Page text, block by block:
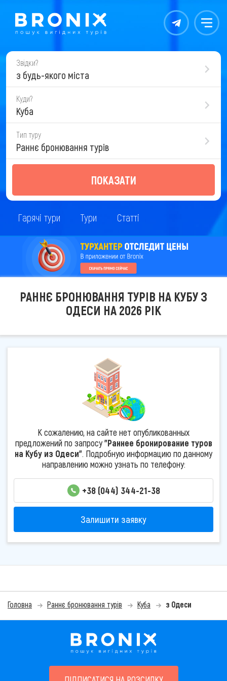
Контакты Меню
Звідки?
з будь-якого міста
Куди?
Куба
Тип туру
Раннє бронювання турів
ПОКАЗАТИ
Гарячі тури Тури Статті
РАННЄ БРОНЮВАННЯ ТУРІВ НА КУБУ З
ОДЕСИ НА 2026 РІК
К сожалению, на сайте нет опубликованных
предложений по запросу"Раннее бронирование туров
на Кубу из Одеси". Подробную информацию по данному
направлению можно узнать по телефону:
+38 (044) 344-21-38
Залишити заявку
Головна Раннє бронювання турів Куба з Одеси